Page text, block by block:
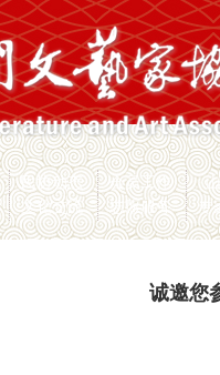
民协动态 会员工作
文化交流 志愿服务 专
诚邀您